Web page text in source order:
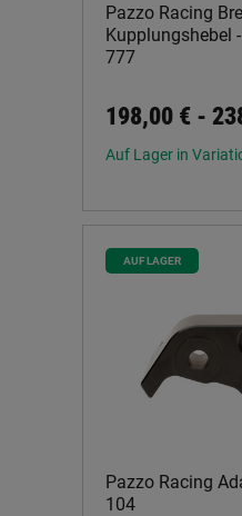
Pazzo Racing
Kupplungshebel
777
198,00 € -
Auf Lager in
AUF LAGER
Pazzo Racing
104